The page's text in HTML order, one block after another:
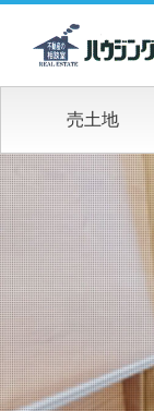
売土地